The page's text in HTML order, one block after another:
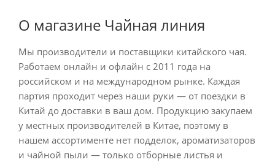
О магазине Чайная линия
Мы производители и поставщики китайского чая.
Работаем онлайн и офлайн с 2011 года на
российском и на международном рынке. Каждая
партия проходит через наши руки — от поездки в
Китай до доставки в ваш дом. Продукцию закупаем
у местных производителей в Китае, поэтому в
нашем ассортименте нет подделок, ароматизаторов
и чайной пыли — только отборные листья и